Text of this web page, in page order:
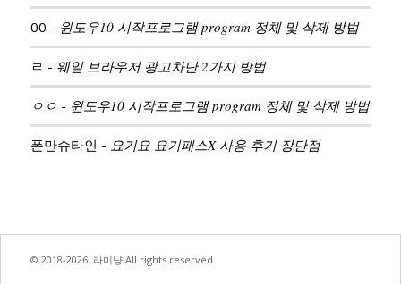
00 - 윈도우10 시작프로그램 program 정체 및 삭제 방법
ㄹ - 웨일 브라우저 광고차단 2가지 방법
ㅇㅇ - 윈도우10 시작프로그램 program 정체 및 삭제 방법
폰만슈타인 - 요기요 요기패스X 사용 후기 장단점
© 2018-2026. 라미냥 All rights reserved